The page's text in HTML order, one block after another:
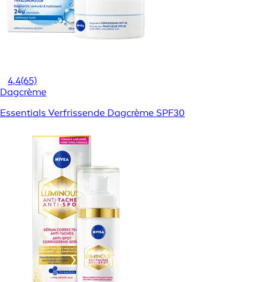
4,4(65)
Dagcrème
Essentials Verfrissende Dagcrème SPF30